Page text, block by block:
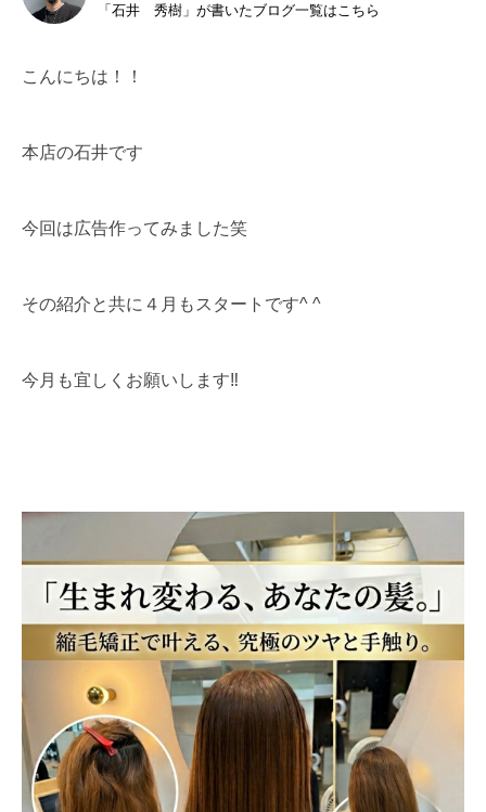
「石井 秀樹」が書いたブログ一覧はこちら
こんにちは！！
本店の石井です
今回は広告作ってみました笑
その紹介と共に４月もスタートです^ ^
今月も宜しくお願いします‼︎